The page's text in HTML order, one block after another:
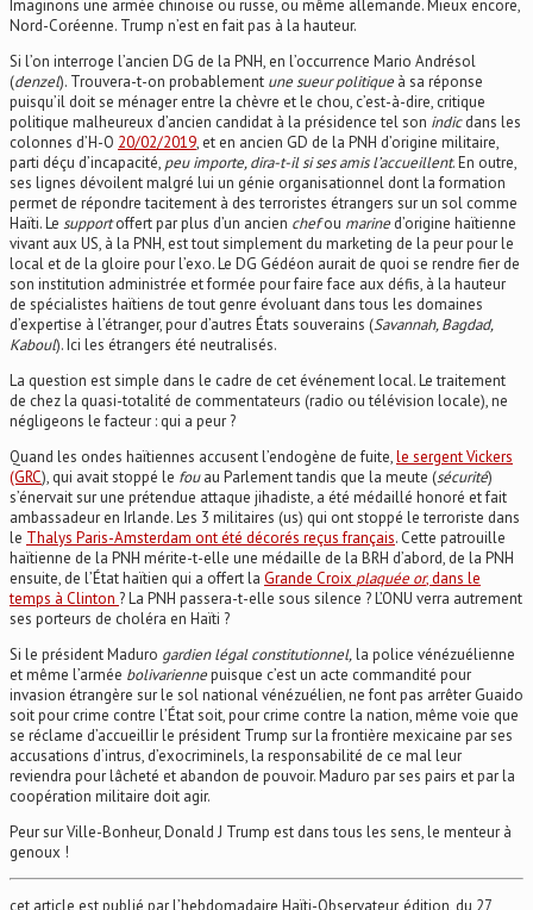
Imaginons une armée chinoise ou russe, ou même allemande. Mieux encore,
Nord-Coréenne. Trump n’est en fait pas à la hauteur.
Si l’on interroge l’ancien DG de la PNH, en l’occurrence Mario Andrésol
(denzel). Trouvera-t-on probablement une sueur politique à sa réponse
puisqu’il doit se ménager entre la chèvre et le chou, c’est-à-dire, critique
politique malheureux d’ancien candidat à la présidence tel son indicdans les
colonnes d’H-O 20/02/2019, et en ancien GD de la PNH d’origine militaire,
parti déçu d’incapacité, peu importe, dira-t-il si ses amis l’accueillent. En outre,
ses lignes dévoilent malgré lui un génie organisationnel dont la formation
permet de répondre tacitement à des terroristes étrangers sur un sol comme
Haïti. Le supportoffert par plus d’un ancien chefou marine d’origine haïtienne
vivant aux US, à la PNH, est tout simplement du marketing de la peur pour le
local et de la gloire pour l’exo. Le DG Gédéon aurait de quoi se rendre fier de
son institution administrée et formée pour faire face aux défis, à la hauteur
de spécialistes haïtiens de tout genre évoluant dans tous les domaines
d’expertise à l’étranger, pour d’autres États souverains (Savannah, Bagdad,
Kaboul). Ici les étrangers été neutralisés.
La question est simple dans le cadre de cet événement local. Le traitement
de chez la quasi-totalité de commentateurs (radio ou télévision locale), ne
négligeons le facteur : qui a peur ?
Quand les ondes haïtiennes accusent l’endogène de fuite,le sergent Vickers
(GRC), qui avait stoppé le fouau Parlement tandis que la meute (sécurité)
s’énervait sur une prétendue attaque jihadiste, a été médaillé honoré et fait
ambassadeur en Irlande. Les 3 militaires (us) qui ont stoppé le terroriste dans
le Thalys Paris-Amsterdam ont été décorés reçus français. Cette patrouille
haïtienne de la PNH mérite-t-elle une médaille de la BRH d’abord, de la PNH
ensuite, de l’État haïtien qui a offert la Grande Croix plaquée or, dans le
temps à Clinton ? La PNH passera-t-elle sous silence ? L’ONU verra autrement
ses porteurs de choléra en Haïti ?
Si le président Maduro gardien légal constitutionnel,la police vénézuélienne
et même l’armée bolivariennepuisque c’est un acte commandité pour
invasion étrangère sur le sol national vénézuélien, ne font pas arrêter Guaido
soit pour crime contre l’État soit, pour crime contre la nation, même voie que
se réclame d’accueillir le président Trump sur la frontière mexicaine par ses
accusations d’intrus, d’exocriminels, la responsabilité de ce mal leur
reviendra pour lâcheté et abandon de pouvoir. Maduro par ses pairs et par la
coopération militaire doit agir.
Peur sur Ville-Bonheur, Donald J Trump est dans tous les sens, le menteur à
genoux !